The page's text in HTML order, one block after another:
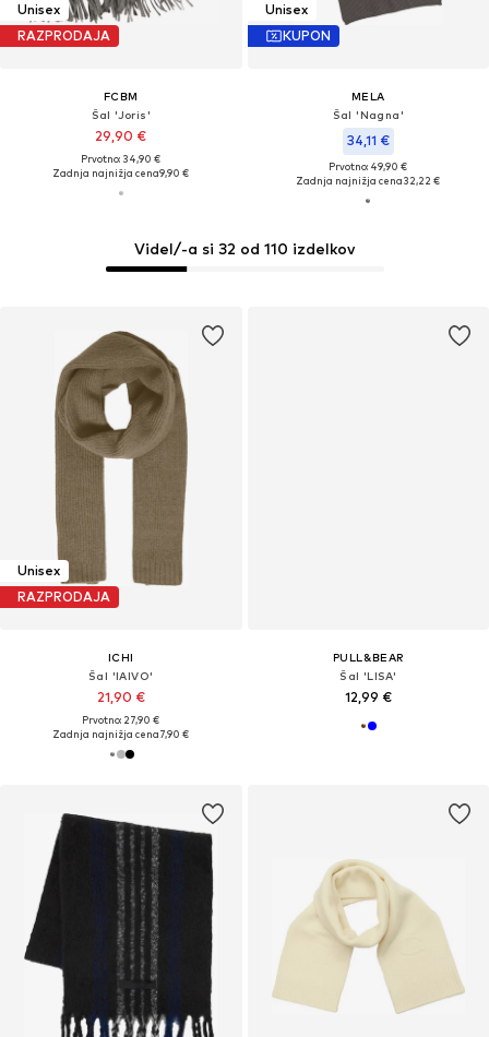
Unisex
RAZPRODAJA
FCBM
Šal 'Joris'
29,90 €
Prvotno: 34,90 €
Zadnja najnižja cena9,90 €
Unisex
KUPON
MELA
Šal 'Nagna'
34,11 €
Prvotno: 49,90 €
Zadnja najnižja cena32,22 €
Videl/-a si 32 od 110 izdelkov
Unisex
RAZPRODAJA
ICHI
Šal 'IAIVO'
21,90 €
Prvotno: 27,90 €
Zadnja najnižja cena7,90 €
PULL&BEAR
Šal 'LISA'
12,99 €